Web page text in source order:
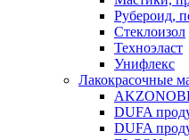
Рубероид,
Стеклоизол
Техноэласт
Унифлекс
Лакокрасочные
DUFA
DUFA